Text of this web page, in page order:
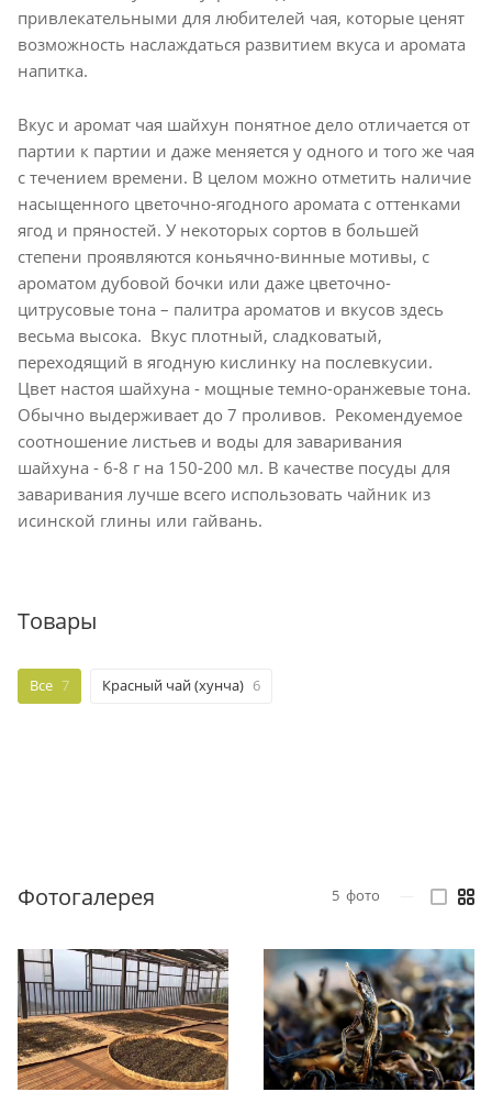
привлекательными для любителей чая, которые ценят
возможность наслаждаться развитием вкуса и аромата
напитка.
Вкус и аромат чая шайхун понятное дело отличается от
партии к партии и даже меняется у одного и того же чая
с течением времени. В целом можно отметить наличие
насыщенного цветочно-ягодного аромата с оттенками
ягод и пряностей. У некоторых сортов в большей
степени проявляются коньячно-винные мотивы, с
ароматом дубовой бочки или даже цветочно-
цитрусовые тона – палитра ароматов и вкусов здесь
весьма высока. Вкус плотный, сладковатый,
переходящий в ягодную кислинку на послевкусии.
Цвет настоя шайхуна - мощные темно-оранжевые тона.
Обычно выдерживает до 7 проливов. Рекомендуемое
соотношение листьев и воды для заваривания
шайхуна - 6-8 г на 150-200 мл. В качестве посуды для
заваривания лучше всего использовать чайник из
исинской глины или гайвань.
Товары
Все 7 Красный чай (хунча) 6
Фотогалерея 5 фото